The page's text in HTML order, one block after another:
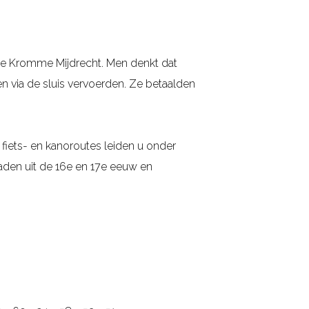
Kromme Mijdrecht. Men denkt dat
via de sluis vervoerden. Ze betaalden
en kanoroutes leiden u onder
uit de 16e en 17e eeuw en